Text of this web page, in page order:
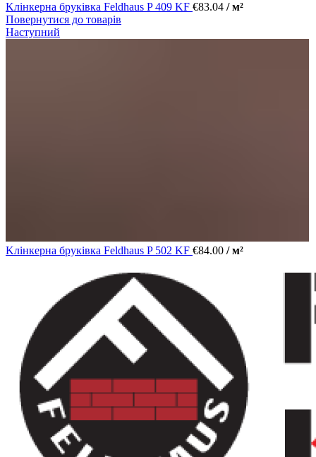
Kлінкерна бруківка Feldhaus P 409 KF €83.04 / м²
Повернутися до товарів
Наступний
Kлінкерна бруківка Feldhaus P 502 KF €84.00 / м²